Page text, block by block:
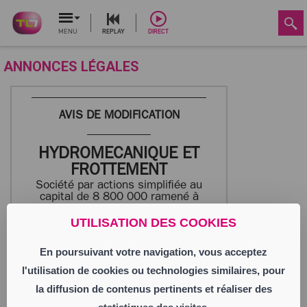
UTILISATION DES COOKIES
En poursuivant votre navigation, vous acceptez
l'utilisation de cookies ou technologies similaires, pour
la diffusion de contenus pertinents et réaliser des
MENU REPLAY DIRECT
ANNONCES LÉGALES
AVIS DE MODIFICATION
HYDROMECANIQUE ET
FROTTEMENT
Société par actions simplifiée au
capital de 8 800 000 ramené à
Siège social : 69 Avenue Benoît
887 050 508 RCS SAINT ETIENNE
L’Assemblée Générale Extraordinaire des
associés du 31 juillet 2025 a décidé de